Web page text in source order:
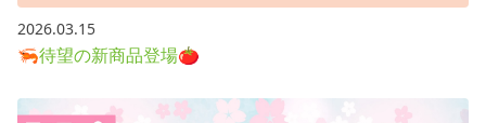
2026.03.15
🦐待望の新商品登場🍅